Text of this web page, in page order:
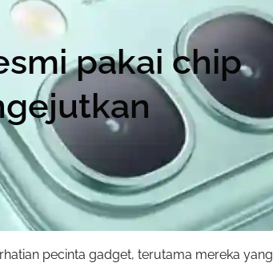
pakai chip
pecinta gadget, terutama mereka yang